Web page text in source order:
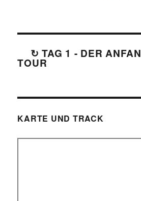
↻ TAG 1 - DER
TOUR
KARTE UND TRACK